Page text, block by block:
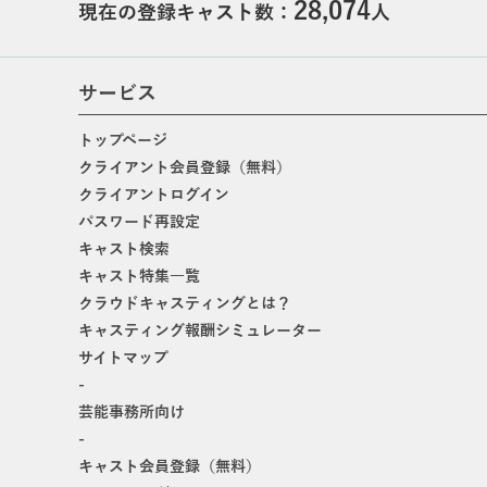
現在の登録キャスト数： 28,074人
サービス
トップページ
クライアント会員登録（無料）
クライアントログイン
パスワード再設定
キャスト検索
キャスト特集一覧
クラウドキャスティングとは？
キャスティング報酬シミュレーター
サイトマップ
-
芸能事務所向け
-
キャスト会員登録（無料）